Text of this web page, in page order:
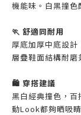
機能味。白黑撞色
🏃 舒適同耐用
厚底加厚中底設計
層疊鞋面結構耐磨
🛍️ 穿搭建議
黑白經典撞色，
動Look都夠晒吸